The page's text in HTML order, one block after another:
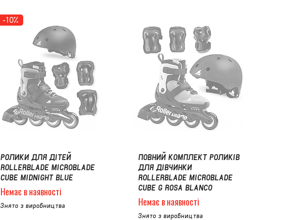
-10%
РОЛИКИ ДЛЯ ДІТЕЙ
ROLLERBLADE MICROBLADE
CUBE MIDNIGHT BLUE
Немає в наявності
Знято з виробництва
ПОВНИЙ КОМПЛЕКТ РОЛИКІВ
ДЛЯ ДІВЧИНКИ
ROLLERBLADE MICROBLADE
CUBE G ROSA BLANCO
Немає в наявності
Знято з виробництва